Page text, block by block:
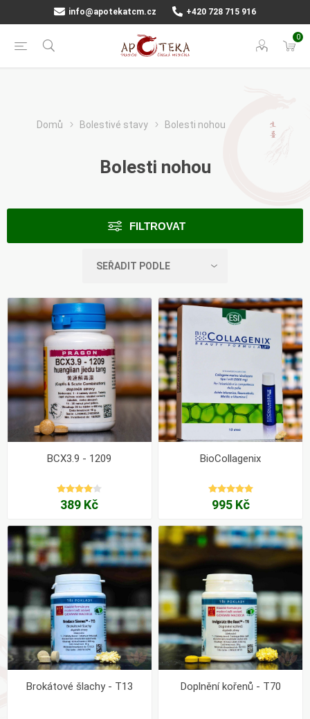
info@apotekatcm.cz +420 728 715 916
0
Domů Bolestivé stavy Bolesti nohou
Bolesti nohou
FILTROVAT
BCX3.9 - 1209
389 Kč
BioCollagenix
995 Kč
Brokátové šlachy - T13 Doplnění kořenů - T70